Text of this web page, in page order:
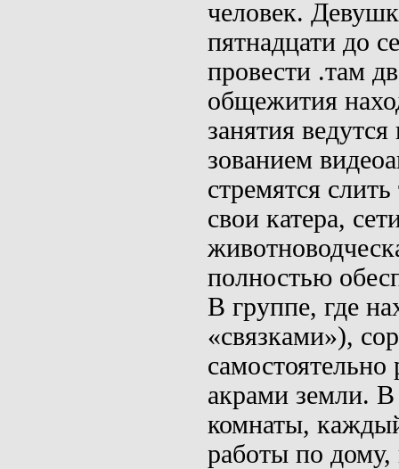
человек.
пятнадцати до
провести .там
общежития
занятия
зованием
стремятся
свои катера,
полностью
В группе, где
«связка­ми»),
акрами земли.
комнаты,
работы по